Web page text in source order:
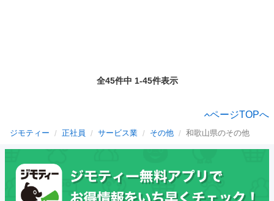
全45件中 1-45件表示
ページTOPへ
ジモティー 正社員 サービス業 その他 和歌山県のその他